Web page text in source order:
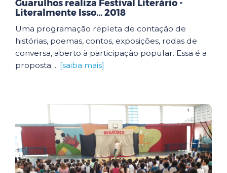
Guarulhos realiza Festival Literário -
Literalmente Isso... 2018
Uma programação repleta de contação de
histórias, poemas, contos, exposições, rodas de
conversa, aberto à participação popular. Essa é a
proposta ... [saiba mais]